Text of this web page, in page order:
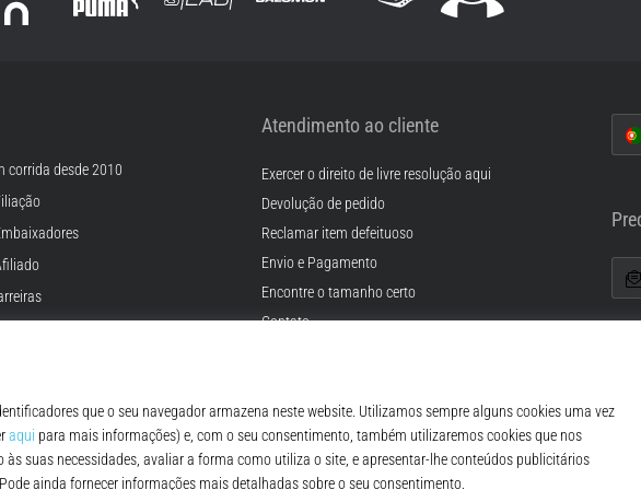
corrida desde 2010
Atendimento ao cliente
Exercer o direito de livre resolução aqui
Devolução de pedido
Reclamar item defeituoso
Envio e Pagamento
Encontre o tamanho certo
Contato
© 2010 – 2026 Top4Running.pt